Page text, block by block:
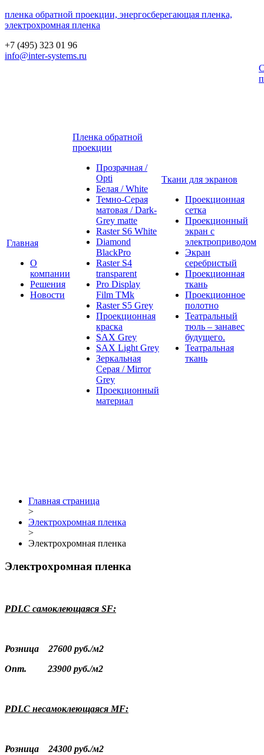
пленка обратной проекции, энергосберегающая пленка,
электрохромная пленка
+7 (495) 323 01 96
info@inter-systems.ru
Главная
О
компании
Решения
Новости
Пленка обратной
проекции
Прозрачная /
Opti
Белая / White
Темно-Серая
матовая / Dark-
Grey matte
Raster S6 White
Diamond
BlackPro
Raster S4
transparent
Pro Display
Film ТМk
Raster S5 Grey
Проекционная
краска
SAX Grey
SAX Light Grey
Зеркальная
Серая / Mirror
Grey
Проекционный
материал
Ткани для экранов
Проекционная
сетка
Проекционный
экран с
электроприводом
Экран
серебристый
Проекционная
ткань
Проекционное
полотно
Театральный
тюль – занавес
будущего.
Театральная
ткань
Главная страница
>
Электрохромная пленка
>
Электрохромная пленка
Электрохромная пленка
PDLC самоклеющаяся SF:
Розница 27600 руб./м2
Опт. 23900 руб./м2
PDLC несамоклеющаяся MF:
Розница 24300 руб./м2